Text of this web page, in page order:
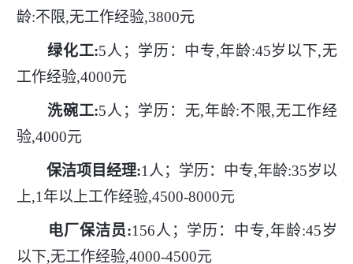
龄:不限,无工作经验,3800元
绿化工:5人；学历：中专,年龄:45岁以下,无
工作经验,4000元
洗碗工:5人；学历：无,年龄:不限,无工作经
验,4000元
保洁项目经理:1人；学历：中专,年龄:35岁以
上,1年以上工作经验,4500-8000元
电厂保洁员:156人；学历：中专,年龄:45岁
以下,无工作经验,4000-4500元